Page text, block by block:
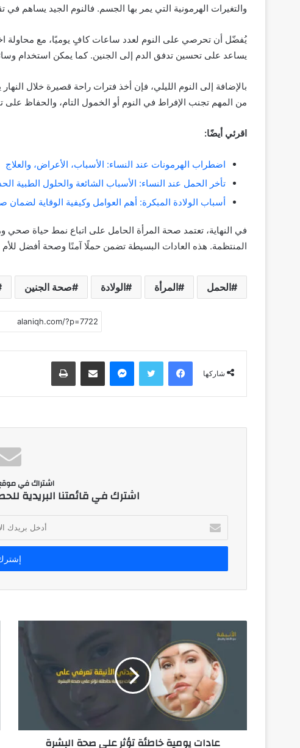
والتغيرات الهرمونية التي يمر بها الجسم. فالنوم الجيد يساهم
يُفضّل أن تحرصي على النوم لعدد ساعات كافٍ يوميًا، مع محاولة
يساعد على تحسين تدفق الدم إلى الجنين. كما يمكن استخدام
بالإضافة إلى النوم الليلي، فإن أخذ فترات راحة قصيرة خلال
من المهم تجنب الإفراط في النوم أو الخمول التام، والحفاظ على
اقرئي أيضًا:
اضطراب الهرمونات عند النساء: الأسباب، الأعراض، والعلاج
تأخر الحمل عند النساء: الأسباب الشائعة والحلول الطبية
أسباب الولادة المبكرة: أهم العوامل وكيفية الوقاية لضمان
في النهاية، تعتمد صحة المرأة الحامل على اتباع نمط حياة صحي
المنتظمة. هذه العادات البسيطة تضمن حملًا آمنًا وصحة أفضل
الحمل المرأة الولادة صحة الجنين
شاركها
فيسبوك
اشتراك في موقع
اشترك في قائمتنا البريدية
خ
ب
ك
ا
ل
عادات يومية خاطئة تؤثر على صحة البشرة